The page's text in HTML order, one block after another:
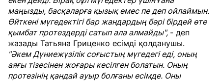
маңызды, басқаларға қызық емес пе деп ойлаймын.
Өйткені мүгедектігі бар жандардың бәрі бірдей өте
қымбат протездерді сатып ала алмайды", - деп
жазады Татьяна Гриценко есімді қолданушы.
"Әкем Дүниежүзілік соғыстың мүгедегі еді, оның
аяғы тізесінен жоғары кесілген болатын. Оның
протезінің қандай ауыр болғаны есімде. Оны